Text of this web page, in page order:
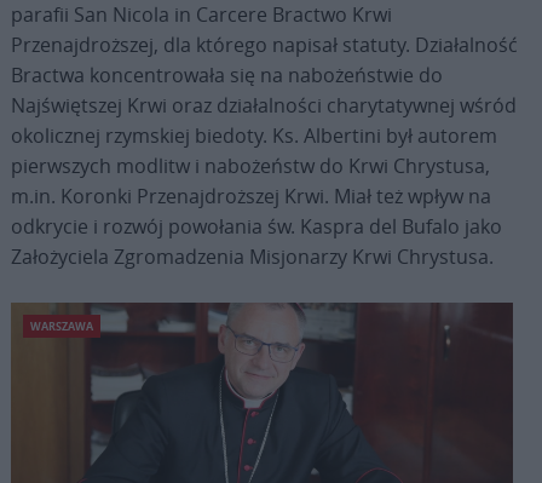
parafii San Nicola in Carcere Bractwo Krwi
Przenajdroższej, dla którego napisał statuty. Działalność
Bractwa koncentrowała się na nabożeństwie do
Najświętszej Krwi oraz działalności charytatywnej wśród
okolicznej rzymskiej biedoty. Ks. Albertini był autorem
pierwszych modlitw i nabożeństw do Krwi Chrystusa,
m.in. Koronki Przenajdroższej Krwi. Miał też wpływ na
odkrycie i rozwój powołania św. Kaspra del Bufalo jako
Założyciela Zgromadzenia Misjonarzy Krwi Chrystusa.
WARSZAWA